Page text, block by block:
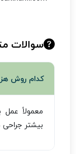
سوالات
کدام روش
معمولاً عمل
بیشتر جراحی